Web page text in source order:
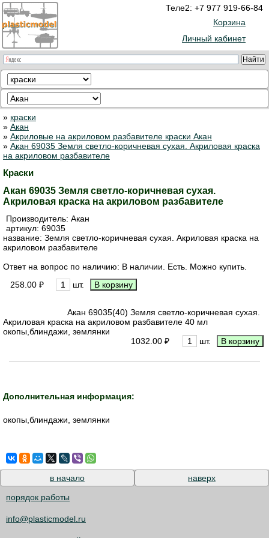
Теле2: +7 977 919-66-84
Корзина
Личный кабинет
» краски
» Акан
» Акриловые на акриловом разбавителе краски Акан
» Акан 69035 Земля светло-коричневая сухая. Акриловая краска
на акриловом разбавителе
Краски
Акан 69035 Земля светло-коричневая сухая.
Акриловая краска на акриловом разбавителе
Производитель: Акан
артикул: 69035
название: Земля светло-коричневая сухая. Акриловая краска на
акриловом разбавителе
Ответ на вопрос по наличию: В наличии. Есть. Можно купить.
258.00 ₽
шт.
Акан 69035(40) Земля светло-коричневая сухая.
Акриловая краска на акриловом разбавителе 40 мл
окопы,блиндажи, землянки
1032.00 ₽
шт.
Дополнительная информация:
окопы,блиндажи, землянки
в начало
наверх
порядок работы
info@plasticmodel.ru